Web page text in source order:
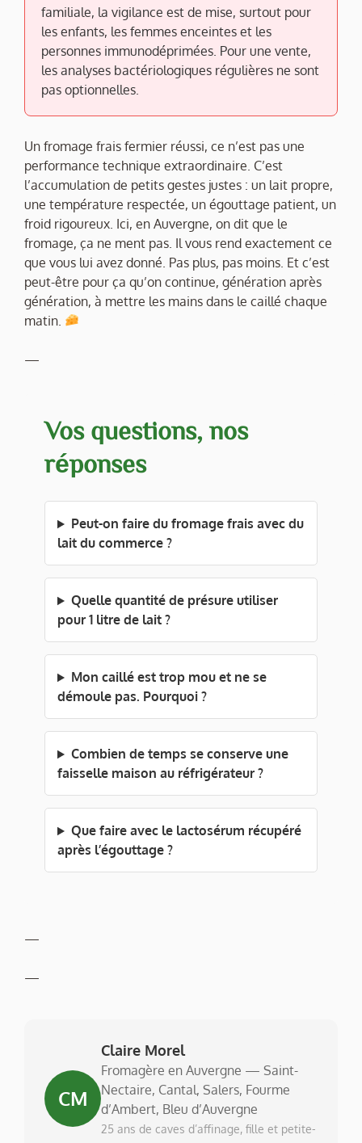
familiale, la vigilance est de mise, surtout pour
les enfants, les femmes enceintes et les
personnes immunodéprimées. Pour une vente,
les analyses bactériologiques régulières ne sont
pas optionnelles.
Un fromage frais fermier réussi, ce n’est pas une
performance technique extraordinaire. C’est
l’accumulation de petits gestes justes : un lait propre,
une température respectée, un égouttage patient, un
froid rigoureux. Ici, en Auvergne, on dit que le
fromage, ça ne ment pas. Il vous rend exactement ce
que vous lui avez donné. Pas plus, pas moins. Et c’est
peut-être pour ça qu’on continue, génération après
génération, à mettre les mains dans le caillé chaque
matin.
—
Vos questions, nos
réponses
Peut-on faire du fromage frais avec du
lait du commerce ?
Quelle quantité de présure utiliser
pour 1 litre de lait ?
Mon caillé est trop mou et ne se
démoule pas. Pourquoi ?
Combien de temps se conserve une
faisselle maison au réfrigérateur ?
Que faire avec le lactosérum récupéré
après l’égouttage ?
—
—
CM
Claire Morel
Fromagère en Auvergne — Saint-
Nectaire, Cantal, Salers, Fourme
d’Ambert, Bleu d’Auvergne
25 ans de caves d’affinage, fille et petite-